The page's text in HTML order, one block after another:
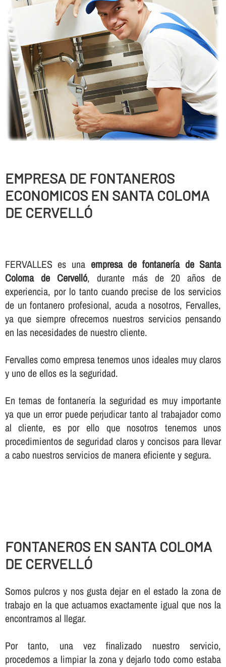
EMPRESA DE FONTANEROS
ECONOMICOS EN SANTA COLOMA
DE CERVELLÓ
FERVALLES es una empresa de fontanerí­a de Santa
Coloma de Cervelló, durante más de 20 años de
experiencia, por lo tanto cuando precise de los servicios
de un fontanero profesional, acuda a nosotros, Fervalles,
ya que siempre ofrecemos nuestros servicios pensando
en las necesidades de nuestro cliente.
Fervalles como empresa tenemos unos ideales muy claros
y uno de ellos es la seguridad.
En temas de fontanerí­a la seguridad es muy importante
ya que un error puede perjudicar tanto al trabajador como
al cliente, es por ello que nosotros tenemos unos
procedimientos de seguridad claros y concisos para llevar
a cabo nuestros servicios de manera eficiente y segura.
FONTANEROS EN SANTA COLOMA
DE CERVELLÓ
Somos pulcros y nos gusta dejar en el estado la zona de
trabajo en la que actuamos exactamente igual que nos la
encontramos al llegar.
Por tanto, una vez finalizado nuestro servicio,
procedemos a limpiar la zona y dejarlo todo como estaba